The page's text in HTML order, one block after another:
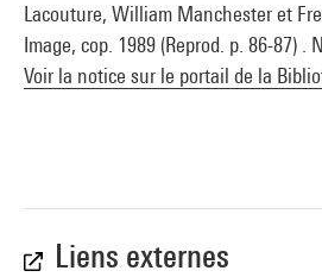
Lacouture, William Manchester et
Image, cop. 1989 (Reprod. p. 86-87) .
Voir la notice sur le portail de la
Liens externes